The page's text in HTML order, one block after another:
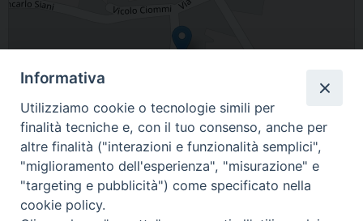
Informativa
Utilizziamo cookie o tecnologie simili per
finalità tecniche e, con il tuo consenso, anche per
altre finalità ("interazioni e funzionalità semplici",
"miglioramento dell'esperienza", "misurazione" e
"targeting e pubblicità") come specificato nella
cookie policy.